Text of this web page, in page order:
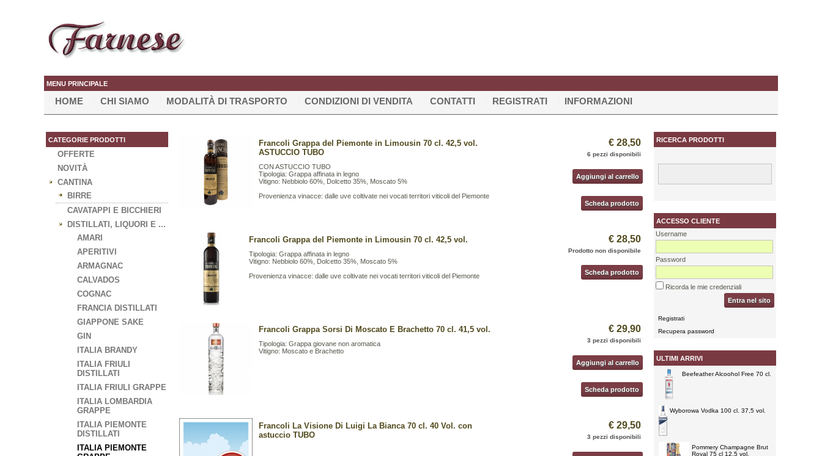
MENU PRINCIPALE
HOME CHI SIAMO MODALITÀ DI TRASPORTO CONDIZIONI DI VENDITA CONTATTI REGISTRATI INFORMAZIONI
CATEGORIE PRODOTTI
OFFERTE
NOVITÀ
CANTINA
BIRRE
CAVATAPPI E BICCHIERI
DISTILLATI, LIQUORI E ...
AMARI
APERITIVI
ARMAGNAC
CALVADOS
COGNAC
FRANCIA DISTILLATI
GIAPPONE SAKE
GIN
ITALIA BRANDY
ITALIA FRIULI
DISTILLATI
ITALIA FRIULI GRAPPE
ITALIA LOMBARDIA
GRAPPE
ITALIA PIEMONTE
DISTILLATI
ITALIA PIEMONTE
Francoli Grappa del Piemonte in Limousin 70 cl. 42,5 vol.
ASTUCCIO TUBO
CON ASTUCCIO TUBO
Tipologia: Grappa affinata in legno
Vitigno: Nebbiolo 60%, Dolcetto 35%, Moscato 5%
Provenienza vinacce: dalle uve coltivate nei vocati territori viticoli del Piemonte
€ 28,50
6 pezzi disponibili
Aggiungi al carrello
Scheda prodotto
Francoli Grappa del Piemonte in Limousin 70 cl. 42,5 vol.
Tipologia: Grappa affinata in legno
Vitigno: Nebbiolo 60%, Dolcetto 35%, Moscato 5%
Provenienza vinacce: dalle uve coltivate nei vocati territori viticoli del Piemonte
€ 28,50
Prodotto non disponibile
Scheda prodotto
Francoli Grappa Sorsi Di Moscato E Brachetto 70 cl. 41,5 vol.
Tipologia: Grappa giovane non aromatica
Vitigno: Moscato e Brachetto
€ 29,90
3 pezzi disponibili
Aggiungi al carrello
Scheda prodotto
Francoli La Visione Di Luigi La Bianca 70 cl. 40 Vol. con
astuccio TUBO
€ 29,50
3 pezzi disponibili
RICERCA PRODOTTI
ACCESSO CLIENTE
Username
Password
Ricorda le mie credenziali
Entra nel sito
Registrati
Recupera password
ULTIMI ARRIVI
Beefeather Alcoohol Free 70 cl.
Wyborowa Vodka 100 cl. 37,5 vol.
Pommery Champagne Brut
Royal 75 cl 12,5 vol.